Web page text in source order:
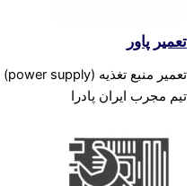
تعمیر پاور
تیم مجرب ایران پادرا